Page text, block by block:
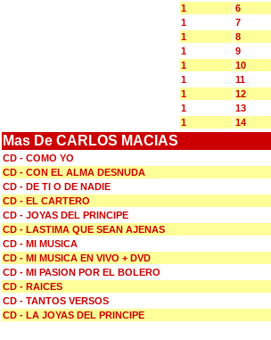
1
6
1
7
1
8
1
9
1
10
1
11
1
12
1
13
1
14
Mas De CARLOS MACIAS
CD - COMO YO
CD - CON EL ALMA DESNUDA
CD - DE TI O DE NADIE
CD - EL CARTERO
CD - JOYAS DEL PRINCIPE
CD - LASTIMA QUE SEAN AJENAS
CD - MI MUSICA
CD - MI MUSICA EN VIVO + DVD
CD - MI PASION POR EL BOLERO
CD - RAICES
CD - TANTOS VERSOS
CD - LA JOYAS DEL PRINCIPE